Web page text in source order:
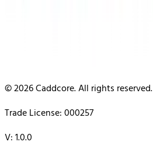
© 2026 Caddcore. All rights reserved.
Trade License: 000257
V: 1.0.0